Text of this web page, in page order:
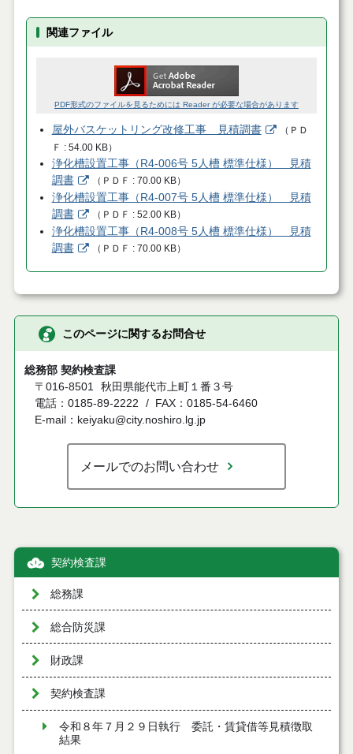
関連ファイル
PDF形式のファイルを見るためには Reader が必要な場合があります
屋外バスケットリング改修工事 見積調書 （ ＰＤ
Ｆ
54.00 KB）
浄化槽設置工事（R4-006号 5人槽 標準仕様） 見積
調書
（ ＰＤＦ 70.00 KB）
浄化槽設置工事（R4-007号 5人槽 標準仕様） 見積
調書
（ ＰＤＦ 52.00 KB）
浄化槽設置工事（R4-008号 5人槽 標準仕様） 見積
調書
（ ＰＤＦ 70.00 KB）
このページに関するお問合せ
総務部 契約検査課
〒016-8501
秋田県能代市上町１番３号
電話：0185-89-2222
FAX：0185-54-6460
E-mail：keiyaku@city.noshiro.lg.jp
メールでのお問い合わせ
契約検査課
総務課
総合防災課
財政課
契約検査課
令和８年７月２９日執行 委託・賃貸借等見積徴取
結果